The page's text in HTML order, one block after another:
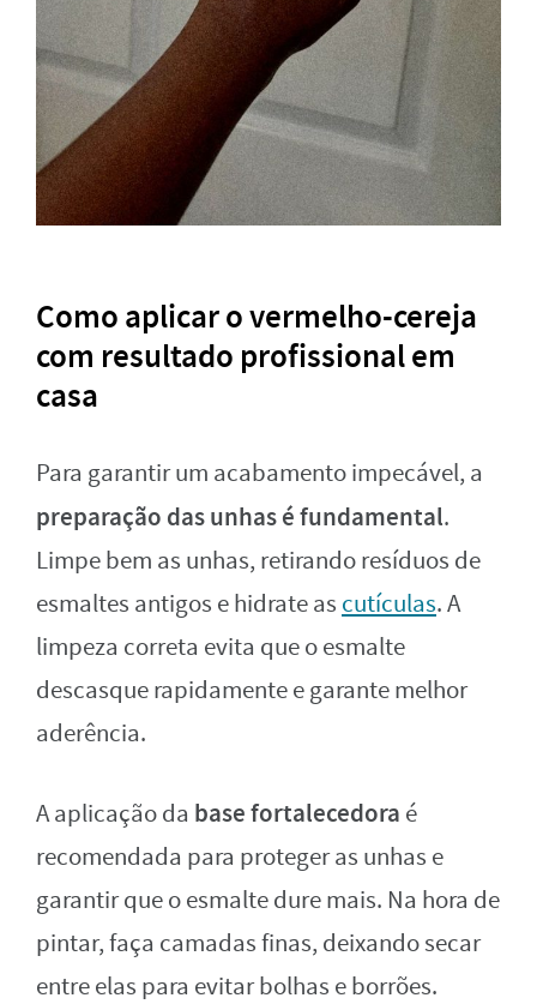
Como aplicar o vermelho-cereja
com resultado profissional em
casa
Para garantir um acabamento impecável, a
preparação das unhas é fundamental.
Limpe bem as unhas, retirando resíduos de
esmaltes antigos e hidrate as cutículas. A
limpeza correta evita que o esmalte
descasque rapidamente e garante melhor
aderência.
A aplicação da base fortalecedora é
recomendada para proteger as unhas e
garantir que o esmalte dure mais. Na hora de
pintar, faça camadas finas, deixando secar
entre elas para evitar bolhas e borrões.